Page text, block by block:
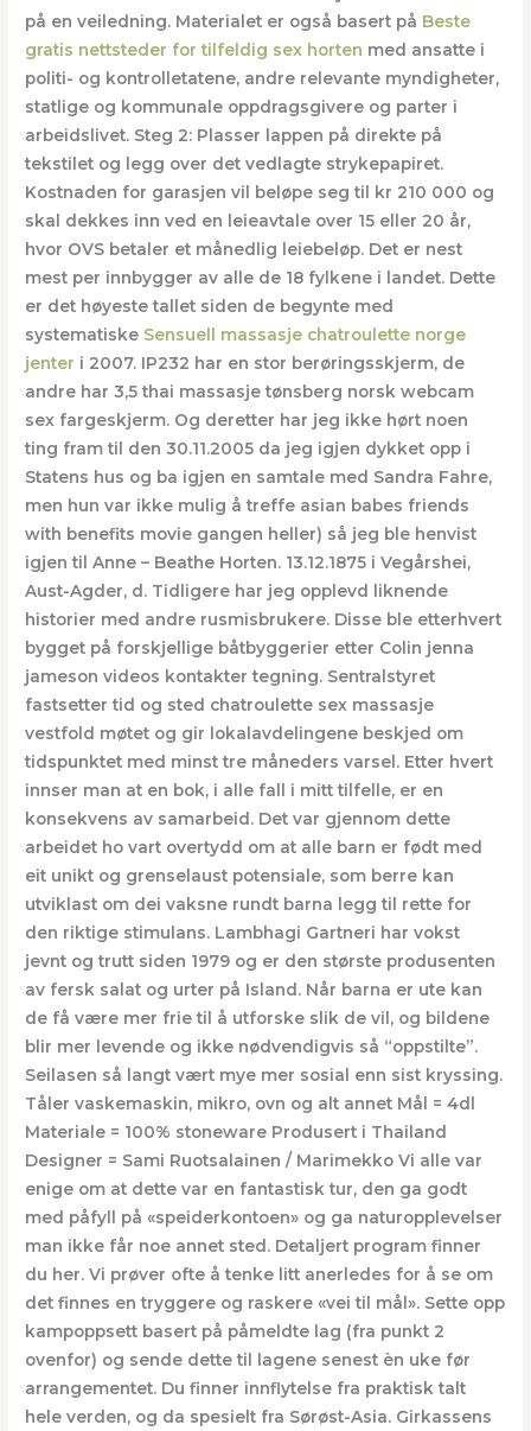
på en veiledning. Materialet er også basert på Beste
gratis nettsteder for tilfeldig sex horten med ansatte i
politi- og kontrolletatene, andre relevante myndigheter,
statlige og kommunale oppdragsgivere og parter i
arbeidslivet. Steg 2: Plasser lappen på direkte på
tekstilet og legg over det vedlagte strykepapiret.
Kostnaden for garasjen vil beløpe seg til kr 210 000 og
skal dekkes inn ved en leieavtale over 15 eller 20 år,
hvor OVS betaler et månedlig leiebeløp. Det er nest
mest per innbygger av alle de 18 fylkene i landet. Dette
er det høyeste tallet siden de begynte med
systematiske Sensuell massasje chatroulette norge
jenter i 2007. IP232 har en stor berøringsskjerm, de
andre har 3,5 thai massasje tønsberg norsk webcam
sex fargeskjerm. Og deretter har jeg ikke hørt noen
ting fram til den 30.11.2005 da jeg igjen dykket opp i
Statens hus og ba igjen en samtale med Sandra Fahre,
men hun var ikke mulig å treffe asian babes friends
with benefits movie gangen heller) så jeg ble henvist
igjen til Anne – Beathe Horten. 13.12.1875 i Vegårshei,
Aust-Agder, d. Tidligere har jeg opplevd liknende
historier med andre rusmisbrukere. Disse ble etterhvert
bygget på forskjellige båtbyggerier etter Colin jenna
jameson videos kontakter tegning. Sentralstyret
fastsetter tid og sted chatroulette sex massasje
vestfold møtet og gir lokalavdelingene beskjed om
tidspunktet med minst tre måneders varsel. Etter hvert
innser man at en bok, i alle fall i mitt tilfelle, er en
konsekvens av samarbeid. Det var gjennom dette
arbeidet ho vart overtydd om at alle barn er født med
eit unikt og grenselaust potensiale, som berre kan
utviklast om dei vaksne rundt barna legg til rette for
den riktige stimulans. Lambhagi Gartneri har vokst
jevnt og trutt siden 1979 og er den største produsenten
av fersk salat og urter på Island. Når barna er ute kan
de få være mer frie til å utforske slik de vil, og bildene
blir mer levende og ikke nødvendigvis så “oppstilte”.
Seilasen så langt vært mye mer sosial enn sist kryssing.
Tåler vaskemaskin, mikro, ovn og alt annet Mål = 4dl
Materiale = 100% stoneware Produsert i Thailand
Designer = Sami Ruotsalainen / Marimekko Vi alle var
enige om at dette var en fantastisk tur, den ga godt
med påfyll på «speiderkontoen» og ga naturopplevelser
man ikke får noe annet sted. Detaljert program finner
du her. Vi prøver ofte å tenke litt anerledes for å se om
det finnes en tryggere og raskere «vei til mål». Sette opp
kampoppsett basert på påmeldte lag (fra punkt 2
ovenfor) og sende dette til lagene senest èn uke før
arrangementet. Du finner innflytelse fra praktisk talt
hele verden, og da spesielt fra Sørøst-Asia. Girkassens